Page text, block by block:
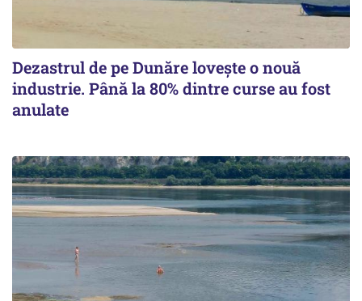
Dezastrul de pe Dunăre lovește o nouă
industrie. Până la 80% dintre curse au fost
anulate